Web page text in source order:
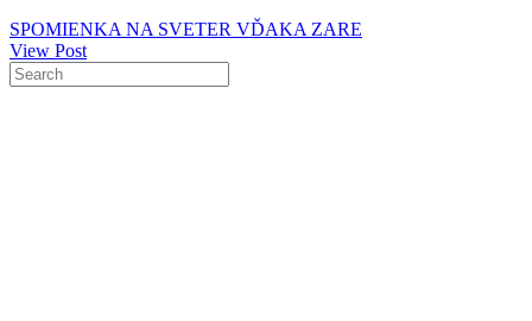
SPOMIENKA NA SVETER VĎAKA ZARE
View Post